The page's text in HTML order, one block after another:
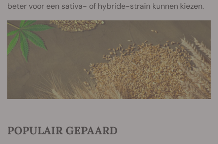
beter voor een sativa- of hybride-strain kunnen kiezen.
POPULAIR GEPAARD